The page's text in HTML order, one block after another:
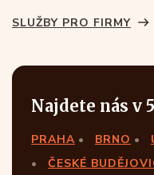
SLUŽBY PRO FIRMY
Najdete nás v
PRAHA BRNO
ČESKÉ